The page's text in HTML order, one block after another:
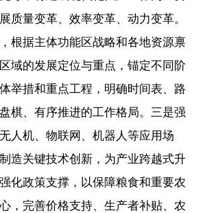
质量变革、效率变革、动力变革。
根据主体功能区战略和各地资源禀
域的发展定位与重点，锚定不同阶
举措和重点工程，明确时间表、路
棋、有序推进的工作格局。三是强
人机、物联网、机器人等应用场
造关键技术创新，为产业跨越式升
化政策支撑，以保障粮食和重要农
，完善价格支持、生产者补贴、农